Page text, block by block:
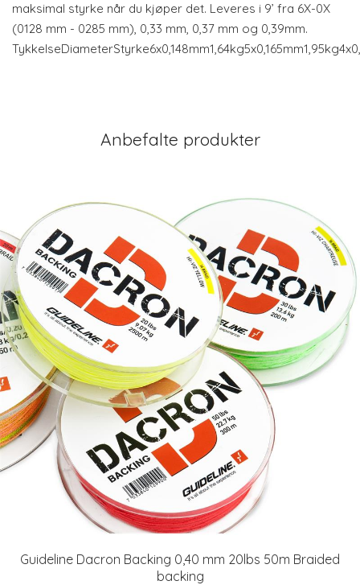
maksimal styrke når du kjøper det. Leveres i 9’ fra 6X-0X
(0128 mm - 0285 mm), 0,33 mm, 0,37 mm og 0,39mm.
Anbefalte produkter
Guideline Dacron Backing 0,40 mm 20lbs 50m Braided
backing